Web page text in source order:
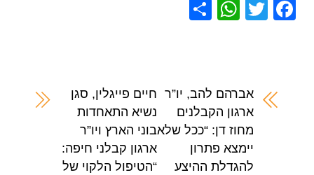
F
b
T
W
A
p
p
אברהם להב, יו”ר
ארגון הקבלנים
מחוז דן: “ככל שלא
יימצא פתרון
להגדלת ההיצע
חיים פייגלין, סגן
נשיא התאחדות
בוני הארץ ויו”ר
ארגון קבלני חיפה:
“הטיפול הלקוי של